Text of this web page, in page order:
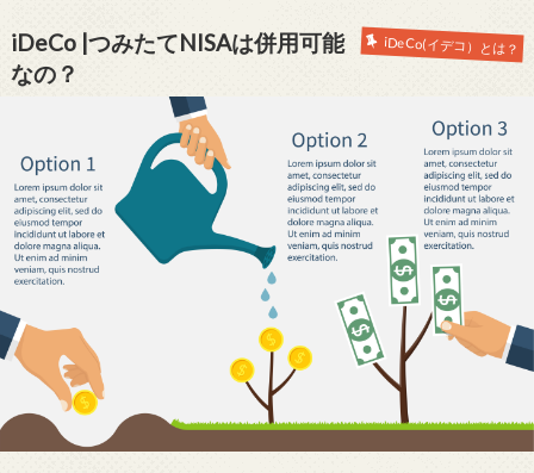
iDeCo(イデコ）とは？
iDeCo |つみたてNISAは併用可能
なの？